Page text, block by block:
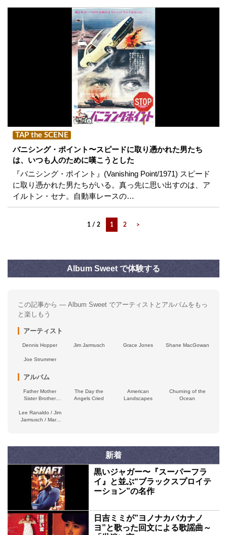
TAP the SCENE
バニシング・ポイント〜スピードに取り憑かれた男たち
は、いつも人のために嘆こうとした
『バニシング・ポイント』(Vanishing Point/1971) スピード
に取り憑かれた男たちがいる。真っ先に思い出すのは、ア
イルトン・セナ。自動車レースの…
1 / 2 1 2 >
Album Sweet で体験する
この記事から — Album Sweet でアーティストとアルバムをもっ
と楽しもう
アーティスト
Dennis Hopper Jim Jarmusch Grace Jones Shane MacGowan
Joe Strummer
アルバム
Father Mother
Sister Brother
From The Film)
The Day the
Angels Cried
American
Landscapes
Churning of the
Ocean
Lee Ranaldo / Jim
Jarmusch / Marc
新着
黒いジャガー〜『スーパーフラ
イ』と並ぶ“ブラックスプロイテ
ーション”の名作
日吉ミミが”ヨノナカバカナノ
ヨ”と歌った回文による歌謡曲～